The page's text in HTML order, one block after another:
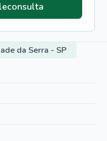
da Serra - SP